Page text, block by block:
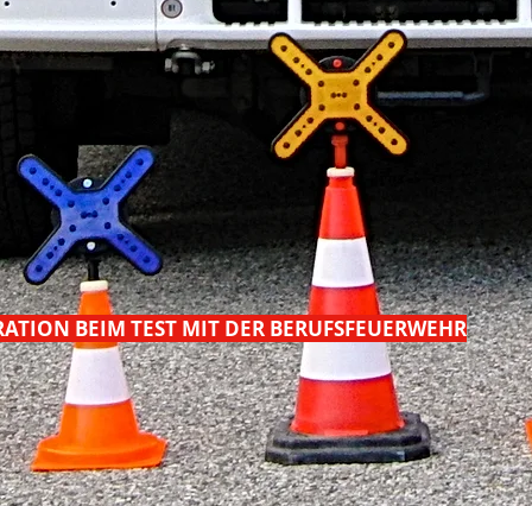
BEIM TEST MIT DER BERUFSFEUERWEHR